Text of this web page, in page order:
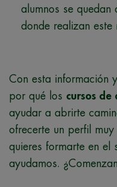
alumnos se
donde realizan
Con esta información
por qué los cursos de
ayudar a abrirte
ofrecerte un perfil
quieres formarte en el
ayudamos.